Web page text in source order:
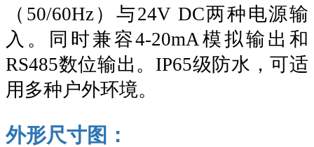
（50/60Hz）与24V DC两种电源输
入。
同时兼容4-20mA模拟输出和
RS485数位输出。 IP65级防水，可适
用多种户外环境。
外形尺寸图：